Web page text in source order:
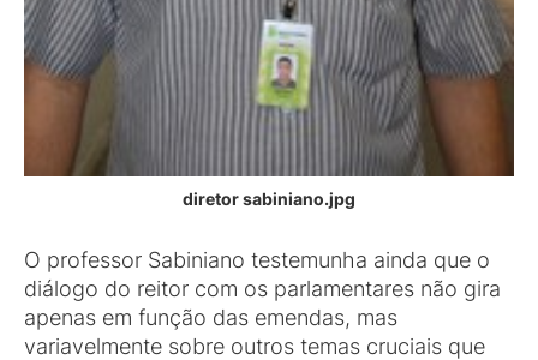
diretor sabiniano.jpg
O professor Sabiniano testemunha ainda que o
diálogo do reitor com os parlamentares não gira
apenas em função das emendas, mas
variavelmente sobre outros temas cruciais que